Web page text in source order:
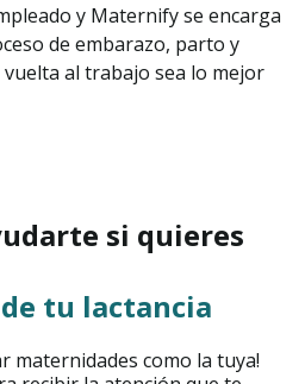
y Maternify se encarga
de embarazo, parto y
al trabajo sea lo mejor
si quieres
tu lactancia
maternidades como la tuya!